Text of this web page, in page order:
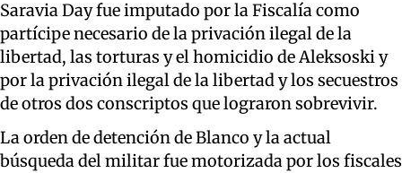
Saravia Day fue imputado por la Fiscalía como
partícipe necesario de la privación ilegal de la
libertad, las torturas y el homicidio de Aleksoski y
por la privación ilegal de la libertad y los secuestros
de otros dos conscriptos que lograron sobrevivir.
La orden de detención de Blanco y la actual
búsqueda del militar fue motorizada por los fiscales